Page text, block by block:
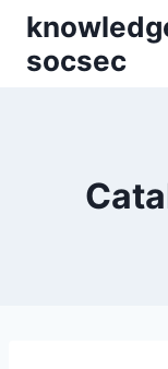
Skip
content
socsec